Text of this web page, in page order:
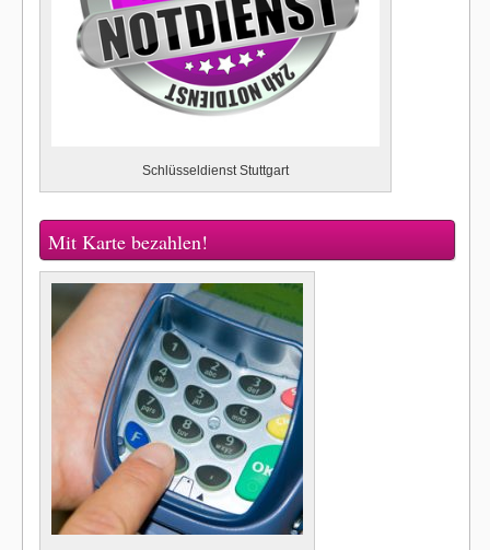
Schlüsseldienst Stuttgart
Mit Karte bezahlen!